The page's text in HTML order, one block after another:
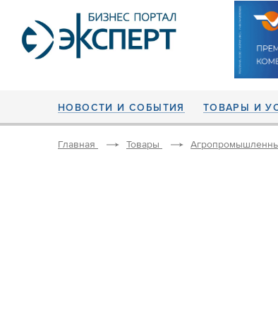
НОВОСТИ И СОБЫТИЯ ТОВАРЫ И
Главная Товары